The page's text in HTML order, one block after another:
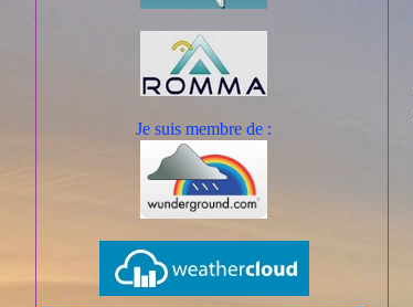
Je suis membre de :